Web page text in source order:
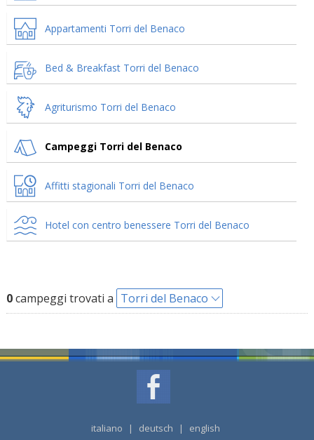
Appartamenti Torri del Benaco
Bed & Breakfast Torri del Benaco
Agriturismo Torri del Benaco
Campeggi Torri del Benaco
Affitti stagionali Torri del Benaco
Hotel con centro benessere Torri del Benaco
0campeggi trovati a Torri del Benaco
italiano | deutsch | english